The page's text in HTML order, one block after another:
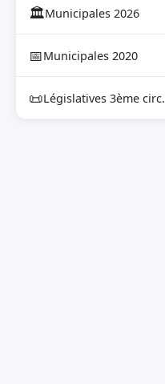
🏛Municipales 2026
📅Municipales 2020
📜Législatives 3ème circ.